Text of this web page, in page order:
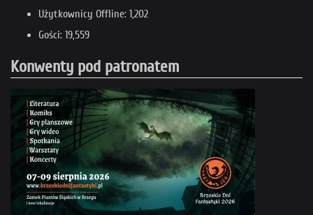
Użytkownicy Offline: 1,202
Gości: 19,559
Konwenty pod patronatem